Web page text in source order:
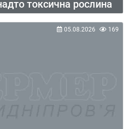
токсична рослина
05.08.2026 169